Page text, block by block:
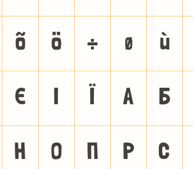
õ ö ÷ ø ù
Є І Ї А Б
Н О П Р С